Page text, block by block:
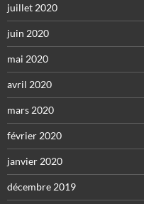
juillet 2020
juin 2020
mai 2020
avril 2020
mars 2020
février 2020
janvier 2020
décembre 2019